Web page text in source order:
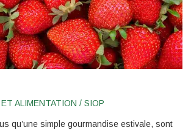
ALIMENTATION / SIOP
qu’une simple gourmandise estivale, sont